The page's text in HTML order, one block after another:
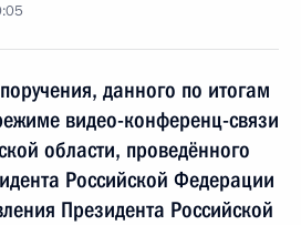
данного по итогам
видео-конференц-связи
области, проведённого
Российской Федерации
Президента Российской